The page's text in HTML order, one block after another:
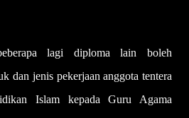
lagi diploma lain boleh
dan jenis pekerjaan anggota tentera
Islam kepada Guru Agama